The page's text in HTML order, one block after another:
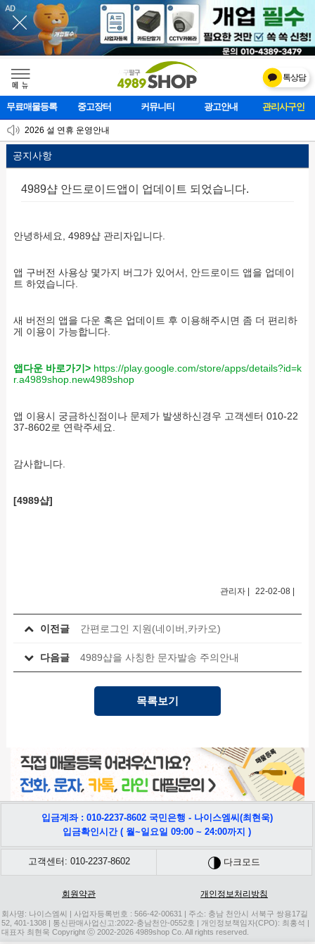
메    뉴
톡상담
무료매물등록 중고장터 커뮤니티 광고안내 관리사구인
[업데이트] 개선사항 안내
2026 설 연휴 운영안내
[업데이트]모바일 하단 고정메뉴 추가
공지사항
4989샵 안드로이드앱이 업데이트 되었습니다.
안녕하세요, 4989샵 관리자입니다.
앱 구버전 사용상 몇가지 버그가 있어서, 안드로이드 앱을 업데이
트 하였습니다.
새 버전의 앱을 다운 혹은 업데이트 후 이용해주시면 좀 더 편리하
게 이용이 가능합니다.
앱다운 바로가기> https://play.google.com/store/apps/details?id=k
r.a4989shop.new4989shop
앱 이용시 궁금하신점이나 문제가 발생하신경우 고객센터 010-22
37-8602로 연락주세요.
감사합니다.
[4989샵]
관리자 22-02-08
이전글 간편로그인 지원(네이버,카카오)
다음글 4989샵을 사칭한 문자발송 주의안내
목록보기
입금계좌 : 010-2237-8602 국민은행 - 나이스엠씨(최현욱)
입금확인시간 ( 월~일요일 09:00 ~ 24:00까지 )
고객센터: 010-2237-8602 다크모드
회원약관 개인정보처리방침
회사명: 나이스엠씨 | 사업자등록번호 : 566-42-00631 | 주소: 충남 천안시 서북구 쌍용17길
52, 401-1308 | 통신판매사업신고:2022-충남천안-0552호 | 개인정보책임자(CPO): 최홍석 |
대표자 최현욱 Copyright ⓒ 2002-2026 4989shop Co. All rights reserved.